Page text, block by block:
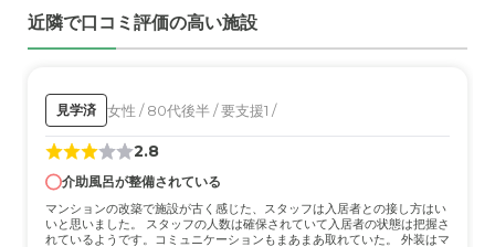
る。当方に対する連絡、報告、相談も適正と感じる。他の
入居者については症状が様々迄で一概に雰囲気について語
外観・内装・居室・設備について
施設の外観がイメージ的に暗く、古っぽい感じがするの
と、面談室が貧弱で落ち行いて面会できないこと
介護医療サービスについて
近隣で口コミ評価の高い施設
見学済 女性 / 80代後半 / 要支援1 /
2.8
介助風呂が整備されている
マンションの改築で施設が古く感じた、スタッフは入居者との接し方はい
いと思いました。 スタッフの人数は確保されていて入居者の状態は把握さ
れているようです。コミュニケーションもまあまあ取れていた。 外装はマ